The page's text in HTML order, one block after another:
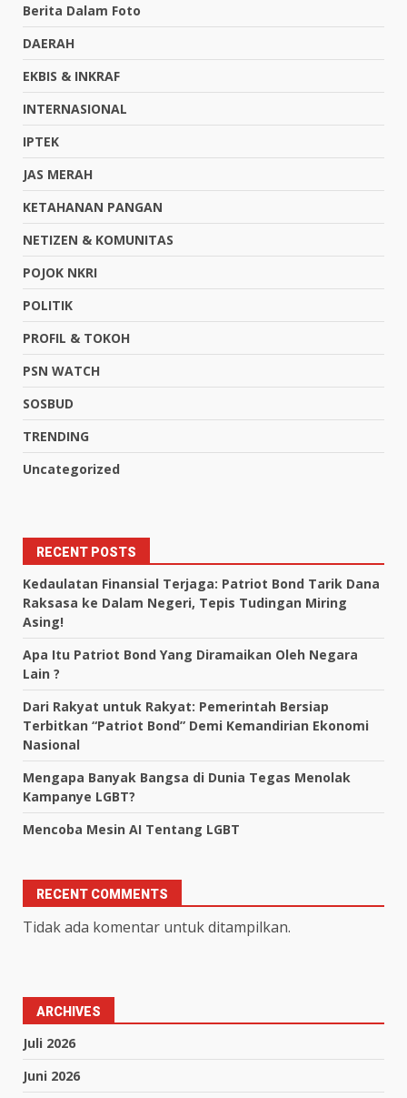
Berita Dalam Foto
DAERAH
EKBIS & INKRAF
INTERNASIONAL
IPTEK
JAS MERAH
KETAHANAN PANGAN
NETIZEN & KOMUNITAS
POJOK NKRI
POLITIK
PROFIL & TOKOH
PSN WATCH
SOSBUD
TRENDING
Uncategorized
RECENT POSTS
Kedaulatan Finansial Terjaga: Patriot Bond Tarik Dana
Raksasa ke Dalam Negeri, Tepis Tudingan Miring
Asing!
Apa Itu Patriot Bond Yang Diramaikan Oleh Negara
Lain ?
Dari Rakyat untuk Rakyat: Pemerintah Bersiap
Terbitkan “Patriot Bond” Demi Kemandirian Ekonomi
Nasional
Mengapa Banyak Bangsa di Dunia Tegas Menolak
Kampanye LGBT?
Mencoba Mesin AI Tentang LGBT
RECENT COMMENTS
Tidak ada komentar untuk ditampilkan.
ARCHIVES
Juli 2026
Juni 2026